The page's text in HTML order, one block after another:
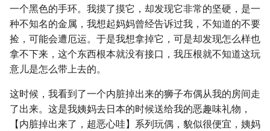
一个黑色的手环。我摸了摸它，却发现它非常的坚硬，是一
种不知名的金属，我想起妈妈曾经告诉过我，不知道的不要
捡，可能会遭厄运。于是我想拿掉它，可是却发现怎么样也
拿不下来，这个东西根本就没有接口，我压根就不知道这玩
意儿是怎么带上去的。
这时候，我看到了一个内脏掉出来的狮子布偶从我的房间走
了出来。这是我姨妈去日本的时候送给我的恶趣味礼物，
【内脏掉出来了，超恶心哇】系列玩偶，貌似很便宜，姨妈